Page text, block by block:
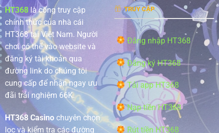
HT368là cổng truy cập
chính thức của nhà cái
HT368 tại Việt Nam. Người
chơi có thể vào website và
đăng ký tài khoản qua
đường link do chúng tôi
cung cấp để nhận ngay ưu
đãi trải nghiệm 66K.
HT368 Casinochuyên chọn
lọc và kiểm tra các đường
TRUY CẬP
Đăng nhập HT368
Đăng ký HT368
Tải app HT368
Nạp tiền HT368
Rút tiền HT368